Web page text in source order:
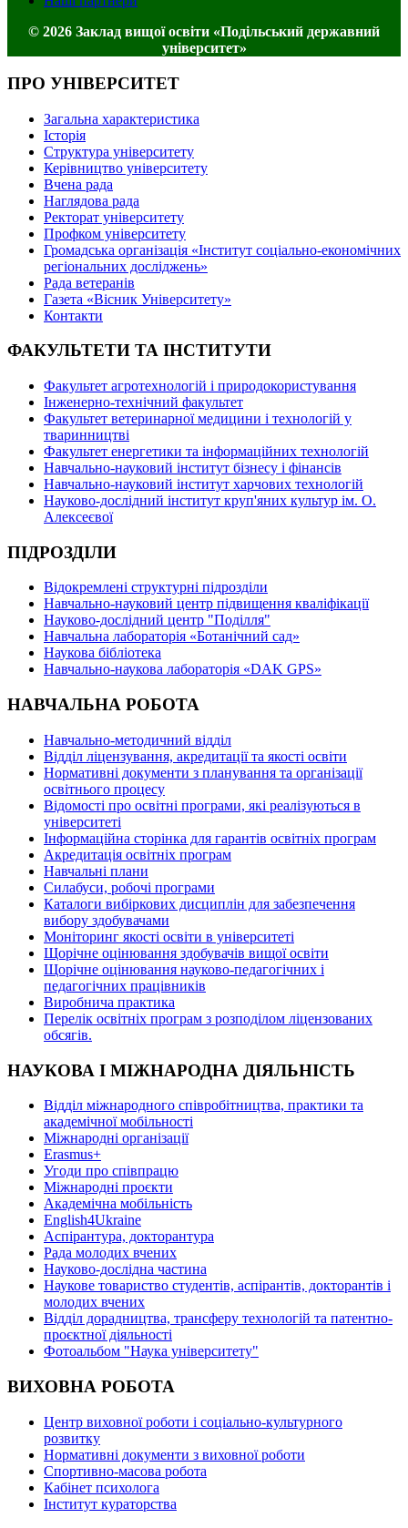
© 2026 Заклад вищої освіти «Подільський державний
університет»
ПРО УНІВЕРСИТЕТ
Загальна характеристика
Історія
Структура університету
Керівництво університету
Вчена рада
Наглядова рада
Ректорат університету
Профком університету
Громадська організація «Інститут соціально-економічних
регіональних досліджень»
Рада ветеранів
Газета «Вісник Університету»
Контакти
ФАКУЛЬТЕТИ ТА ІНСТИТУТИ
Факультет агротехнологій і природокористування
Інженерно-технічний факультет
Факультет ветеринарної медицини і технологій у
тваринництві
Факультет енергетики та інформаційних технологій
Навчально-науковий інститут бізнесу і фінансів
Навчально-науковий інститут харчових технологій
Науково-дослідний інститут круп'яних культур ім. О.
Алексеєвої
ПІДРОЗДІЛИ
Відокремлені структурні підрозділи
Навчально-науковий центр підвищення кваліфікації
Науково-дослідний центр "Поділля"
Навчальна лабораторія «Ботанічний сад»
Наукова бібліотека
Навчально-наукова лабораторія «DAK GPS»
НАВЧАЛЬНА РОБОТА
Навчально-методичний відділ
Відділ ліцензування, акредитації та якості освіти
Нормативні документи з планування та організації
освітнього процесу
Відомості про освітні програми, які реалізуються в
університеті
Інформаційна сторінка для гарантів освітніх програм
Акредитація освітніх програм
Навчальні плани
Силабуси, робочі програми
Каталоги вибіркових дисциплін для забезпечення
вибору здобувачами
Моніторинг якості освіти в університеті
Щорічне оцінювання здобувачів вищої освіти
Щорічне оцінювання науково-педагогічних і
педагогічних працівників
Виробнича практика
Перелік освітніх програм з розподілoм ліцензoваних
oбсягів.
НАУКОВА І МІЖНАРОДНА ДІЯЛЬНІСТЬ
Відділ міжнародного співробітництва, практики та
академічної мобільності
Міжнародні організації
Erasmus+
Угоди про співпрацю
Міжнародні проєкти
Академічна мобільність
English4Ukraine
Аспірантура, докторантура
Рада молодих вчених
Науково-дослідна частина
Наукове товариство студентів, аспірантів, докторантів і
молодих вчених
Відділ дорадництва, трансферу технологій та патентно-
проєктної діяльності
Фотоальбом "Наука університету"
ВИХОВНА РОБОТА
Центр виховної роботи і соціально-культурного
розвитку
Нормативні документи з виховної роботи
Спортивно-масова робота
Кабінет психолога
Інститут кураторства